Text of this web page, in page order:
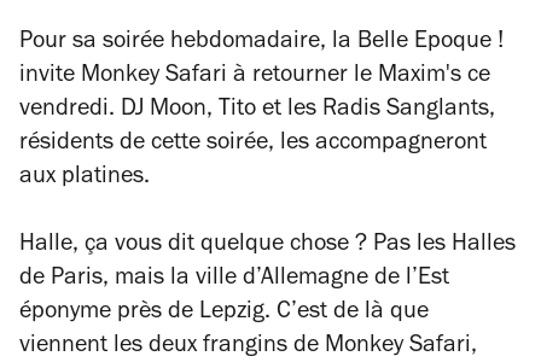
Pour sa soirée hebdomadaire, la Belle Epoque !
invite Monkey Safari à retourner le Maxim's ce
vendredi. DJ Moon, Tito et les Radis Sanglants,
résidents de cette soirée, les accompagneront
aux platines.
Halle, ça vous dit quelque chose ? Pas les Halles
de Paris, mais la ville d’Allemagne de l’Est
éponyme près de Lepzig. C’est de là que
viennent les deux frangins de Monkey Safari,